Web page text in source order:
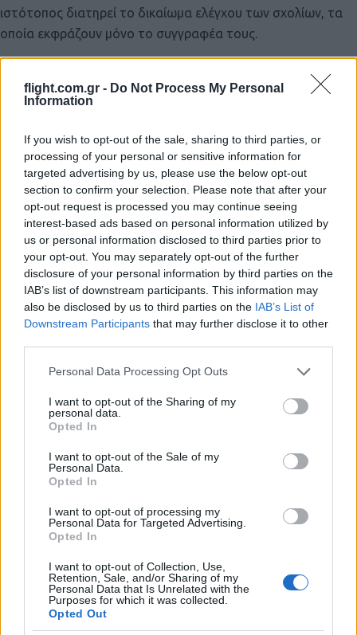
flight.com.gr - Do Not Process My Personal
Information
If you wish to opt-out of the sale, sharing to third parties, or
processing of your personal or sensitive information for
targeted advertising by us, please use the below opt-out
section to confirm your selection. Please note that after your
opt-out request is processed you may continue seeing
interest-based ads based on personal information utilized by
us or personal information disclosed to third parties prior to
your opt-out. You may separately opt-out of the further
disclosure of your personal information by third parties on the
IAB’s list of downstream participants. This information may
also be disclosed by us to third parties on the IAB’s List of
Downstream Participants that may further disclose it to other
Please note that this website/app uses one or more Google
not limited to your visit or usage behaviour. You may click to
grant or deny consent to Google and its third-party tags to
use your data for below specified purposes in below Google
consent section.
Personal Data Processing Opt Outs
I want to opt-out of the Sharing of my
personal data.
Opted In
I want to opt-out of the Sale of my
Personal Data.
Opted In
I want to opt-out of processing my
Personal Data for Targeted Advertising.
Opted In
I want to opt-out of Collection, Use,
Retention, Sale, and/or Sharing of my
Personal Data that Is Unrelated with the
Purposes for which it was collected.
Opted Out
ιστότοπος διατηρεί το δικαίωμα ελέγχου των σχολίων, τα
οποία εκφράζουν μόνο το συγγραφέα τους.
Please login to comment
Oldest
Nikolaos(@nikolaos)
Famed Member
3 Ιουνίου 2018 15:57
Η κινητοποίηση ήταν πρωτοφανής, μπορεί να πρόφθασαν οι
Πεζοναύτες με τα CH-53E, αλλά θυμάμαι σαν χθες τα MH-53J
Pave Low III και το MC-130E Combat Talon της USAF στην πίστα
της Μίκρας (ήταν ευδιάκριτα από το τέρμιναλ επιβατών …) τις